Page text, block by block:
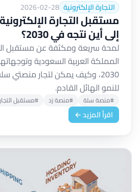
التجارة الإلكترونية 2026-02-28
مستقبل التجارة
إلى أين نتجه في 2030؟
لمحة سريعة ومكثفة عن مستقبل
المملكة العربية السعودية
2030، وكيف يمكن لتجار منصتي
للنمو الهائل القادم.
#منصة سلة #منصة زد #مستقبل
اقرأ المزيد ←